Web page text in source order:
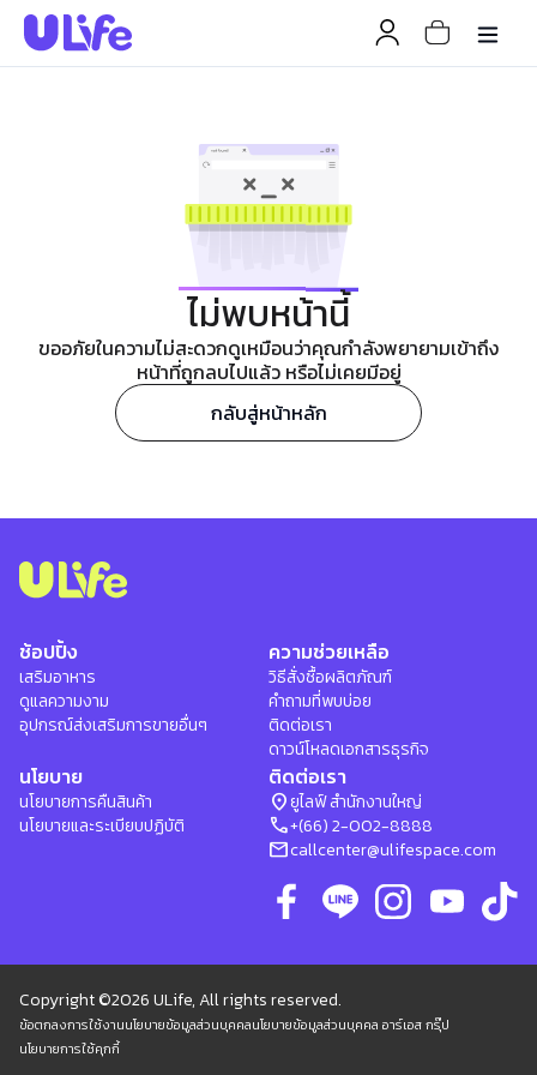
ไม่พบหน้านี้
ขออภัยในความไม่สะดวกดูเหมือนว่าคุณกำลังพยายามเข้าถึง
หน้าที่ถูกลบไปแล้ว หรือไม่เคยมีอยู่
กลับสู่หน้าหลัก
ช้อปปิ้ง
เสริมอาหาร
ดูแลความงาม
อุปกรณ์ส่งเสริมการขายอื่นๆ
ความช่วยเหลือ
วิธีสั่งซื้อผลิตภัณฑ์
คำถามที่พบบ่อย
ติดต่อเรา
ดาวน์โหลดเอกสารธุรกิจ
นโยบาย
นโยบายการคืนสินค้า
นโยบายและระเบียบปฏิบัติ
ติดต่อเรา
location_onยูไลฟ์ สำนักงานใหญ่
phone+(66) 2-002-8888
mailcallcenter@ulifespace.com
Copyright ©2026 ULife, All rights reserved.
ข้อตกลงการใช้งานนโยบายข้อมูลส่วนบุคคลนโยบายข้อมูลส่วนบุคคล อาร์เอส กรุ๊ป
นโยบายการใช้คุกกี้